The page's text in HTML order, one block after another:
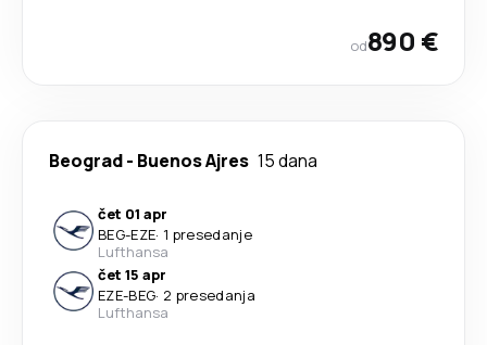
od890 €
Beograd- Buenos Ajres 15 dana
čet 01 apr
BEG-EZE· 1 presedanje
Lufthansa
čet 15 apr
EZE-BEG· 2 presedanja
Lufthansa